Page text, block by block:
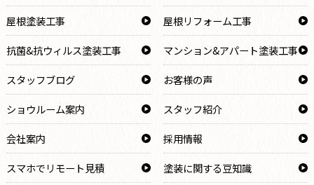
屋根塗装工事
屋根リフォーム工事
抗菌&抗ウィルス塗装工事
マンション&アパート塗装工事
スタッフブログ
お客様の声
ショウルーム案内
スタッフ紹介
会社案内
採用情報
スマホでリモート見積
塗装に関する豆知識